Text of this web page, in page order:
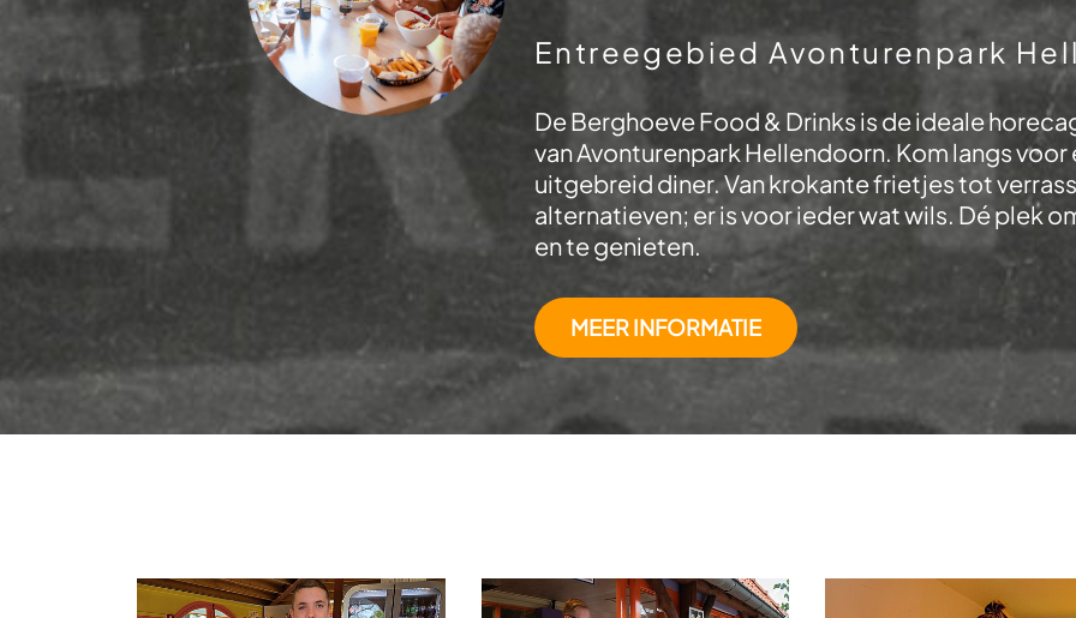
Entreegebied Avonturenpark
De Berghoeve Food & Drinks is de ideale
van Avonturenpark Hellendoorn. Kom langs
uitgebreid diner. Van krokante frietjes tot
alternatieven; er is voor ieder wat wils. Dé plek
en te genieten.
MEER INFORMATIE